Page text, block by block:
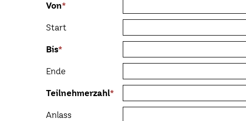
Von*
Start
Bis*
Ende
Teilnehmerzahl*
Anlass